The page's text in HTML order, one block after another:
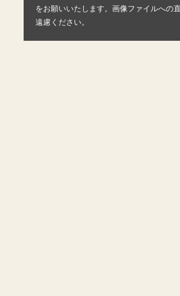
をお願いいたします。画像ファイルへの
遠慮ください。